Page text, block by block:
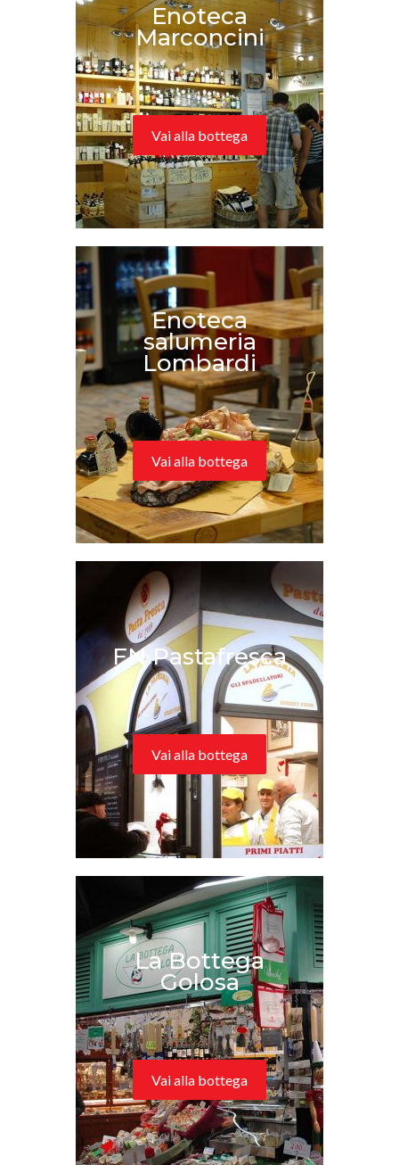
Enoteca
Marconcini
Vai alla bottega
Enoteca
salumeria
Lombardi
Vai alla bottega
FN Pastafresca
Vai alla bottega
La Bottega
Golosa
Vai alla bottega